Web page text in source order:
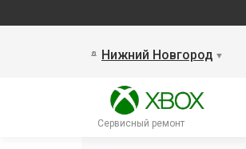
Нижний Новгород ▼
Сервисный ремонт